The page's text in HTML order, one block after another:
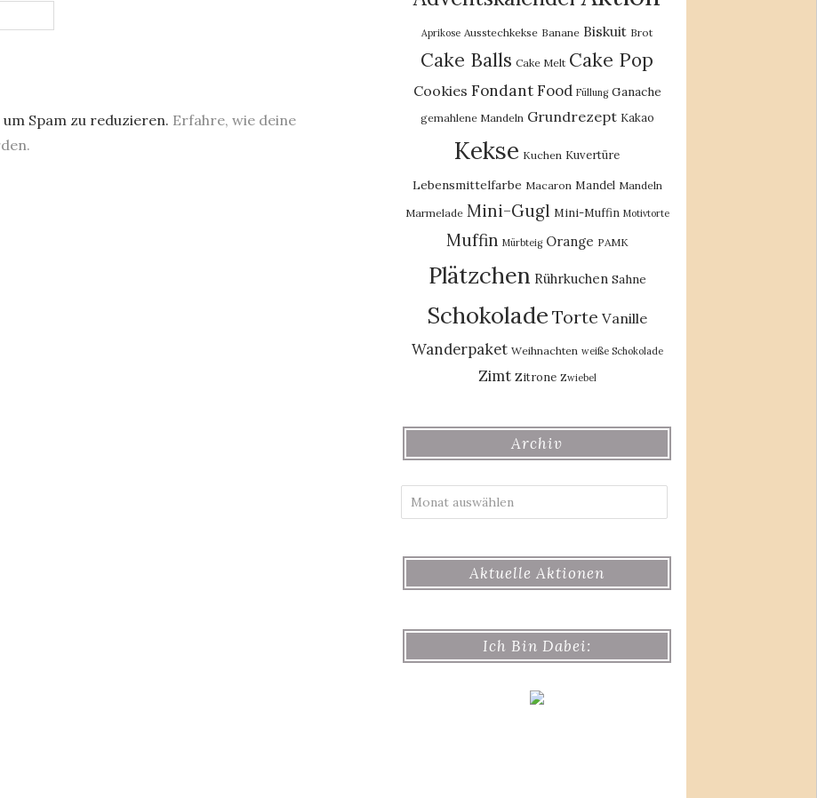
Spam zu reduzieren. Erfahre, wie deine
Aprikose Ausstechkekse Banane Biskuit Brot
Cake Balls Cake Melt Cake Pop
Cookies Fondant Food Füllung Ganache
gemahlene Mandeln Grundrezept Kakao
Kekse Kuchen Kuvertüre
Lebensmittelfarbe Macaron Mandel Mandeln
Marmelade Mini-Gugl Mini-Muffin Motivtorte
Muffin Mürbteig Orange PAMK
Plätzchen Rührkuchen Sahne
Schokolade Torte Vanille
Wanderpaket Weihnachten weiße Schokolade
Zimt Zitrone Zwiebel
Archiv
Aktuelle Aktionen
Ich Bin Dabei: